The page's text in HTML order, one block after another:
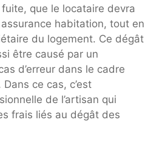
que le locataire devra
habitation, tout en
du logement. Ce dégât
être causé par un
d’erreur dans le cadre
ce cas, c’est
de l’artisan qui
frais liés au dégât des